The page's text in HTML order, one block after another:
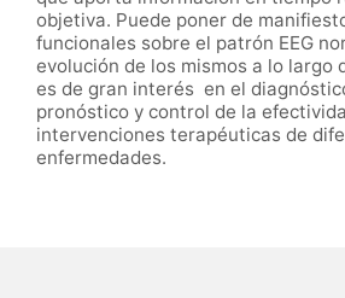
objetiva. Puede poner de
funcionales sobre el patrón EEG
evolución de los mismos a lo largo
es de gran interés en el
pronóstico y control de la
intervenciones terapéuticas de
enfermedades.